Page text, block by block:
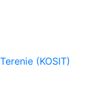
(KOSIT)